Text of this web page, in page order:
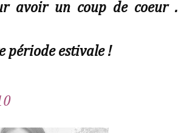
avoir un coup de coeur .
période estivale !